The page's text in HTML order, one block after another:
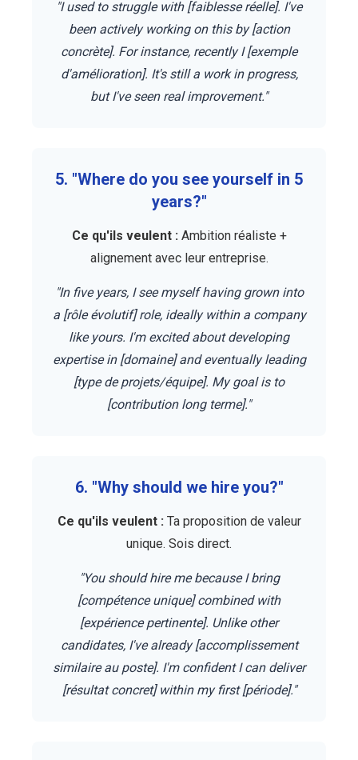
"I used to struggle with [faiblesse réelle]. I've
been actively working on this by [action
concrète]. For instance, recently I [exemple
d'amélioration]. It's still a work in progress,
but I've seen real improvement."
5. "Where do you see yourself in 5
years?"
Ce qu'ils veulent :Ambition réaliste +
alignement avec leur entreprise.
"In five years, I see myself having grown into
a [rôle évolutif] role, ideally within a company
like yours. I'm excited about developing
expertise in [domaine] and eventually leading
[type de projets/équipe]. My goal is to
[contribution long terme]."
6. "Why should we hire you?"
Ce qu'ils veulent :Ta proposition de valeur
unique. Sois direct.
"You should hire me because I bring
[compétence unique] combined with
[expérience pertinente]. Unlike other
candidates, I've already [accomplissement
similaire au poste]. I'm confident I can deliver
[résultat concret] within my first [période]."